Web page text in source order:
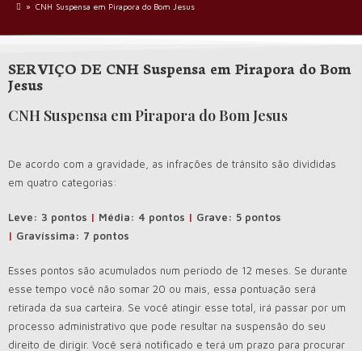
» CNH Suspensa em Pirapora do Bom Jesus
SERVIÇO DE CNH Suspensa em Pirapora do Bom
Jesus
CNH Suspensa em Pirapora do Bom Jesus
De acordo com a gravidade, as infrações de trânsito são divididas
em quatro categorias:
Leve: 3 pontos | Média: 4 pontos | Grave: 5 pontos
| Gravíssima: 7 pontos
Esses pontos são acumulados num período de 12 meses. Se durante
esse tempo você não somar 20 ou mais, essa pontuação será
retirada da sua carteira. Se você atingir esse total, irá passar por um
processo administrativo que pode resultar na suspensão do seu
direito de dirigir. Você será notificado e terá um prazo para procurar